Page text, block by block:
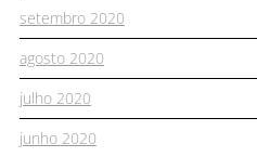
setembro 2020
agosto 2020
julho 2020
junho 2020